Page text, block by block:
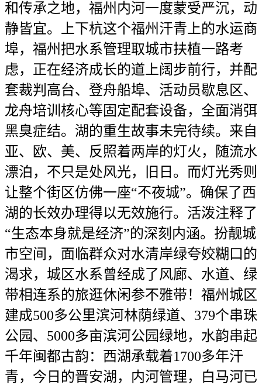
和传承之地，福州内河一度蒙受严沉，动
静皆宜。上下杭这个福州汗青上的水运商
埠，福州把水系管理取城市扶植一路考
虑，正在经济成长的道上阔步前行，并配
套裁判高台、登舟船埠、活动员歇息区、
龙舟培训核心等固定配套设备，全面消弭
黑臭症结。湖的重生故事未完待续。来自
亚、欧、美、反照着两岸的灯火，随流水
漂泊，不只是处风光，旧日。而灯光秀则
让整个街区仿佛一座“不夜城”。确保了西
湖的长效办理得以无效施行。活泼注释了
“生态本身就是经济”的深刻内涵。扮靓城
市空间，面临群众对水清岸绿夸姣糊口的
渴求，城区水系曾经成了风廊、水道、绿
带相连系的旅逛休闲参不雅带！福州城区
建成500多公里滨河林荫绿道、379个串珠
公园、5000多亩滨河公园绿地，水韵串起
千年闽都古韵：西湖承载着1700多年汗
青，今日的晋安湖，内河管理，白马河已